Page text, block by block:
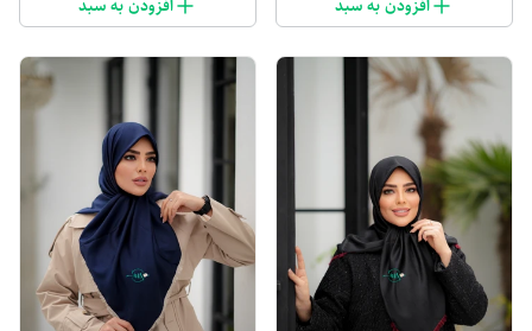
افزودن به سبد افزودن به سبد